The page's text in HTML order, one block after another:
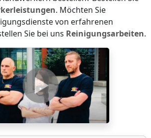
. Möchten Sie
von erfahrenen
Sie bei uns Reinigungsarbeiten.